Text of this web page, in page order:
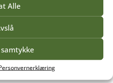
Alle
og middag i kantina på
orakel! De er har
gode til å lære bort.